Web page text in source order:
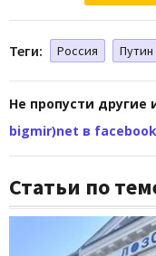
Теги: Россия Путин
Не пропусти
bigmir)net в facebook
Статьи по